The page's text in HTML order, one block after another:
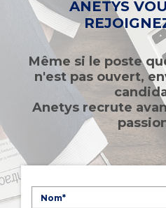
ANETYS
Même si le poste
n'est pas ouvert,
Anetys recrute